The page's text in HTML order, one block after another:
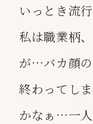
いっとき流
私は職業柄
が…バカ顔
終わってし
かなぁ…一